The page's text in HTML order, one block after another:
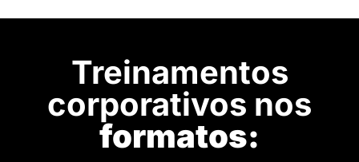
Treinamentos
corporativos nos
formatos: